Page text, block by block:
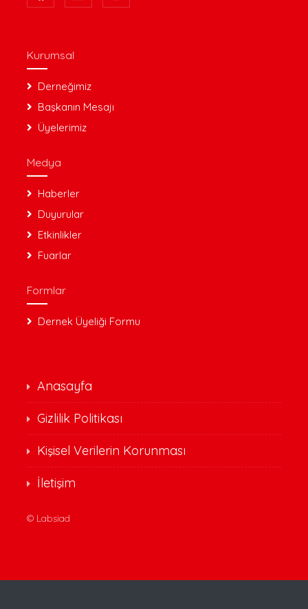
Kurumsal
Derneğimiz
Başkanın Mesajı
Üyelerimiz
Medya
Haberler
Duyurular
Etkinlikler
Fuarlar
Formlar
Dernek Üyeliği Formu
Anasayfa
Gizlilik Politikası
Kişisel Verilerin Korunması
İletişim
© Labsiad